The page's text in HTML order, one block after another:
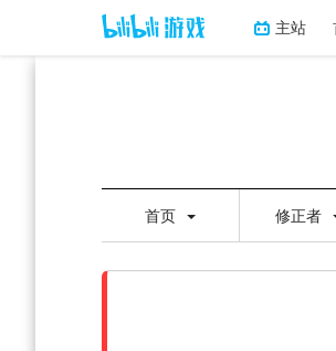
主站
首页 修正者